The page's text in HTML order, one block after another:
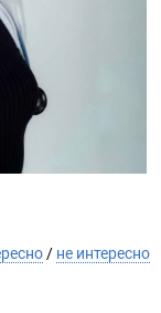
/ не интересно